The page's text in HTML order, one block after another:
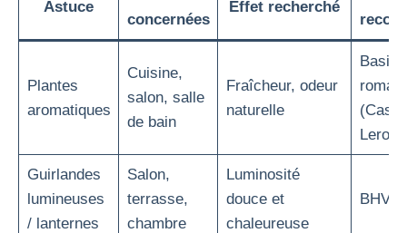
Astuce
concernées
Effet recherché
Plantes
aromatiques
Cuisine,
salon, salle
de bain
Fraîcheur, odeur
naturelle
Leroy
Guirlandes
lumineuses
/ lanternes
Salon,
terrasse,
chambre
Luminosité
douce et
chaleureuse
BHV,